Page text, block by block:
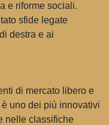
e riforme sociali.
sfide legate
destra e ai
di mercato libero e
uno dei più innovativi
nelle classifiche